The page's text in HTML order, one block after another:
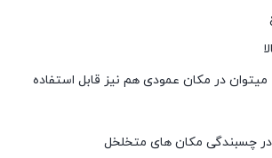
میتوان در مکان عمودی هم نیز قابل استفاده
در چسبندگی مکان های متخلخل